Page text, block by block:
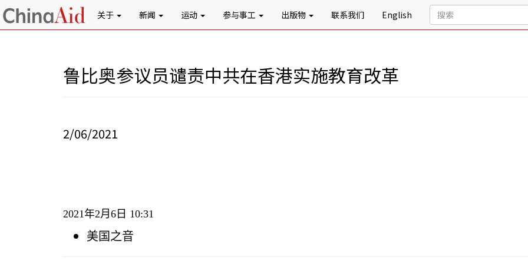
关于 新闻 运动 参与事工 出版物 联系我们 English
鲁比奥参议员谴责中共在香港实施教育改革
2/06/2021
2021年2月 6 日 10:31
美国之音